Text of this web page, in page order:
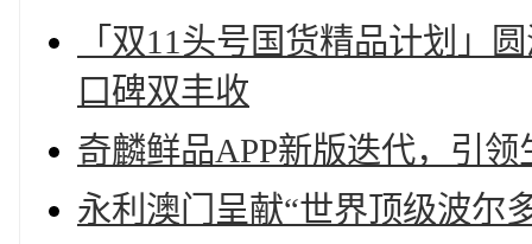
「双11头号国货精品计划」
口碑双丰收
奇麟鲜品APP新版迭代，引
永利澳门呈献“世界顶级波尔